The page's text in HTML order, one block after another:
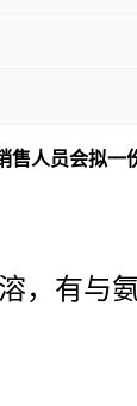
人员会拟一
，有与